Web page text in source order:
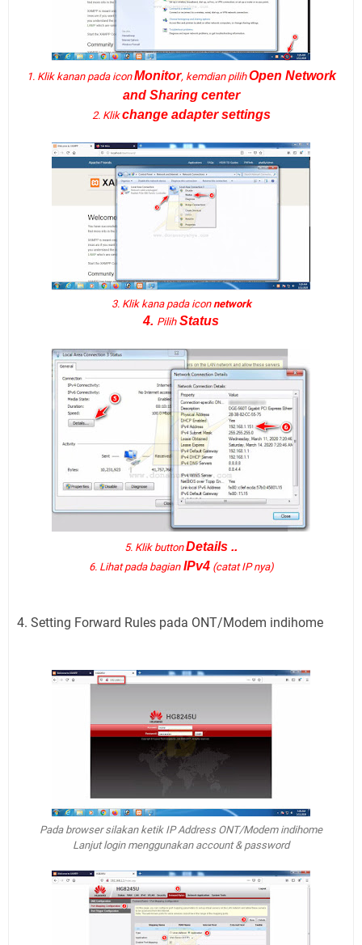
1. Klik kanan pada iconMonitor, kemdian pilihOpen Network
and Sharing center
2. Klikchange adapter settings
3. Klik kana pada iconnetwork
4. Pilih Status
5. Klik buttonDetails ..
6. Lihat pada bagianIPv4(catat IP nya)
4. Setting Forward Rules pada ONT/Modem indihome
Pada browser silakan ketik IP Address ONT/Modem indihome
Lanjut login menggunakan account & password